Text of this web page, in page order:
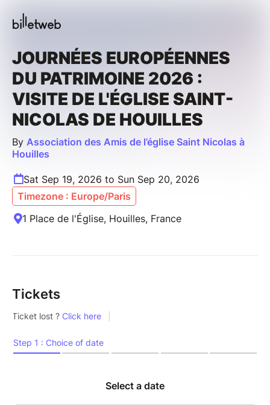
JOURNÉES EUROPÉENNES
DU PATRIMOINE 2026 :
VISITE DE L'ÉGLISE SAINT-
NICOLAS DE HOUILLES
By Association des Amis de l’église Saint Nicolas à
Houilles
Sat Sep 19, 2026 to Sun Sep 20, 2026
Timezone : Europe/Paris
1 Place de l'Église, Houilles, France
Tickets